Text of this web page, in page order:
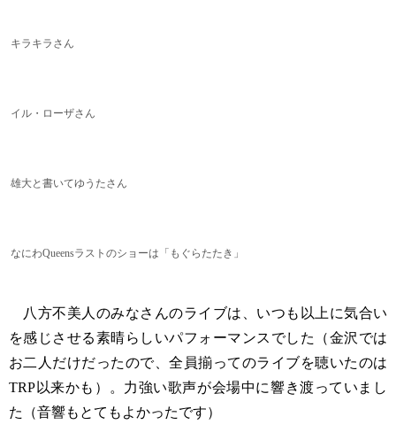
キラキラさん
イル・ローザさん
雄大と書いてゆうたさん
なにわQueensラストのショーは「もぐらたたき」
八方不美人のみなさんのライブは、いつも以上に気合い
を感じさせる素晴らしいパフォーマンスでした（金沢では
お二人だけだったので、全員揃ってのライブを聴いたのは
TRP以来かも）。力強い歌声が会場中に響き渡っていまし
た（音響もとてもよかったです）